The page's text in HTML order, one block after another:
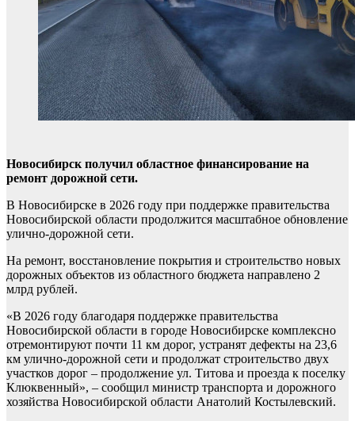
Новосибирск получил областное финансирование на
ремонт дорожной сети.
В Новосибирске в 2026 году при поддержке правительства
Новосибирской области продолжится масштабное обновление
улично-дорожной сети.
На ремонт, восстановление покрытия и строительство новых
дорожных объектов из областного бюджета направлено 2
млрд рублей.
«В 2026 году благодаря поддержке правительства
Новосибирской области в городе Новосибирске комплексно
отремонтируют почти 11 км дорог, устранят дефекты на 23,6
км улично-дорожной сети и продолжат строительство двух
участков дорог – продолжение ул. Титова и проезда к поселку
Клюквенный», – сообщил министр транспорта и дорожного
хозяйства Новосибирской области Анатолий Костылевский.